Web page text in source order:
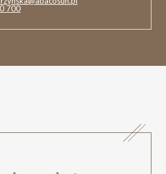
700